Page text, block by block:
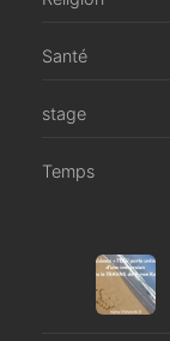
Santé
stage
Temps